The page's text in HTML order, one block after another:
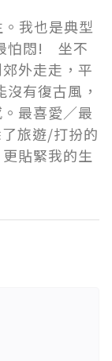
我也是典型
怕悶!　坐不
外走走，平
有復古風，
最喜愛／最
旅遊/打扮的
貼緊我的生